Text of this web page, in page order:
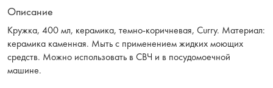
Описание
Кружка, 400 мл, керамика, темно-коричневая, Curry. Материал:
керамика каменная. Мыть с применением жидких моющих
средств. Можно использовать в СВЧ и в посудомоечной
машине.